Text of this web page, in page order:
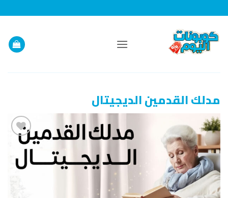
للمحتوى
مدلك القدمين الديجيتال
إضافة
إلى
قائمة
الرغبات